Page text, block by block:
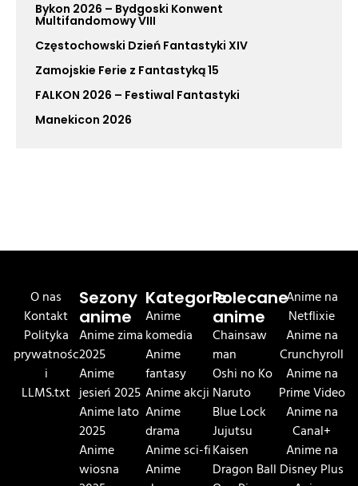
Bykon 2026 – Bydgoski Konwent
Multifandomowy VIII
Częstochowski Dzień Fantastyki XIV
Zamojskie Ferie z Fantastyką 15
FALKON 2026 – Festiwal Fantastyki
Manekicon 2026
O nas
Kontakt
Polityka
prywatnośc
i
LLMS.txt
Sezony
anime
Anime zima
2025
Anime
jesień 2025
Anime lato
2025
Anime
wiosna
Kategorie
Anime
komedia
Anime
fantasy
Anime akcji
Anime
drama
Anime sci-fi
Anime
Polecane
anime
Chainsaw
man
Oshi no Ko
Naruto
Blue Lock
Jujutsu
Kaisen
Dragon Ball
Anime na
Netflixie
Anime na
Crunchyroll
Anime na
Prime Video
Anime na
Canal+
Anime na
Disney Plus